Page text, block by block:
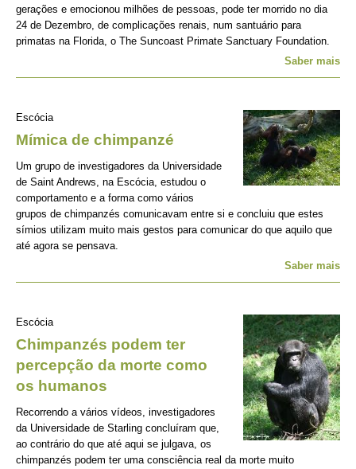
gerações e emocionou milhões de pessoas, pode ter morrido no dia
24 de Dezembro, de complicações renais, num santuário para
primatas na Florida, o The Suncoast Primate Sanctuary Foundation.
Saber mais
Escócia
Mímica de chimpanzé
Um grupo de investigadores da Universidade
de Saint Andrews, na Escócia, estudou o
comportamento e a forma como vários
grupos de chimpanzés comunicavam entre si e concluiu que estes
símios utilizam muito mais gestos para comunicar do que aquilo que
até agora se pensava.
Saber mais
Escócia
Chimpanzés podem ter
percepção da morte como
os humanos
Recorrendo a vários vídeos, investigadores
da Universidade de Starling concluíram que,
ao contrário do que até aqui se julgava, os
chimpanzés podem ter uma consciência real da morte muito